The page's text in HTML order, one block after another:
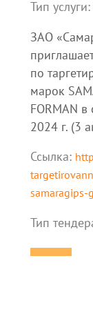
Тип услуги:
ЗАО
по
марок
FORMAN
2024 г. (3
Ссылка:
Тип